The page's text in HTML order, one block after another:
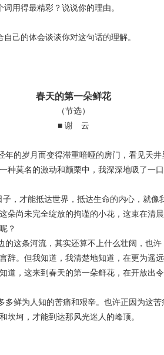
用得最精彩？说说你的理由。
己的体会谈谈你对这句话的理解。
春天的第一朵鲜花
（节选）
■ 谢 云
的岁月而变得滞重喑哑的房门，看见天
莫名的激动和颤栗中，我深深地吸了一口
，才能抵达世界，抵达生命的内心，就像
朵尚未完全绽放的拘谨的小花，这束在清
？
这条河流，其实还算不上什么壮阔，也
辞。但我知道，我清楚地知道，在更为遥
道，这来到春天的第一朵鲜花，在开放出
鲜为人知的苦痛和艰辛。也许正因为这苦
坎坷，才能到达那风光迷人的峰顶。